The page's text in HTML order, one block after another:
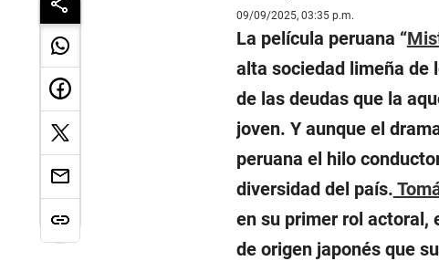
09/09/2025, 03:35 p.m.
La película peruana “
alta sociedad limeña de
de las deudas que la
joven. Y aunque el
peruana el hilo
diversidad del país.
en su primer rol actoral,
de origen japonés que